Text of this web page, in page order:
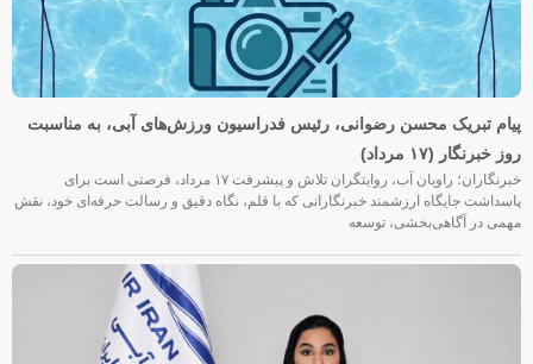
پیام تبریک محسن رضوانی، رئیس فدراسیون ورزش‌های آبی، به مناسبت
روز خبرنگار (۱۷ مرداد)
خبرنگاران؛ راویان آب، روایتگران تلاش و پیشرفت ۱۷ مرداد، فرصتی است برای
پاسداشت جایگاه ارزشمند خبرنگارانی که با قلم، نگاه دقیق و رسالت حرفه‌ای خود، نقش
مهمی در آگاهی‌بخشی، توسعه